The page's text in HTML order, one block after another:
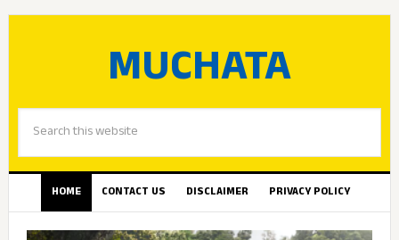
MUCHATA
HOME CONTACT US DISCLAIMER PRIVACY POLICY